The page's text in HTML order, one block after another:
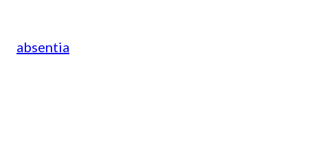
springen
absentia